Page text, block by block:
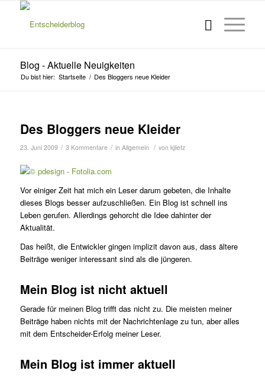
Blog - Aktuelle Neuigkeiten
Du bist hier: Startseite / Des Bloggers neue Kleider
Des Bloggers neue Kleider
23. Juni 2009 / 3 Kommentare / in Allgemein / von kjlietz
Vor einiger Zeit hat mich ein Leser darum gebeten, die Inhalte
dieses Blogs besser aufzuschließen. Ein Blog ist schnell ins
Leben gerufen. Allerdings gehorcht die Idee dahinter der
Aktualität.
Das heißt, die Entwickler gingen implizit davon aus, dass ältere
Beiträge weniger interessant sind als die jüngeren.
Mein Blog ist nicht aktuell
Gerade für meinen Blog trifft das nicht zu. Die meisten meiner
Beiträge haben nichts mit der Nachrichtenlage zu tun, aber alles
mit dem Entscheider-Erfolg meiner Leser.
Mein Blog ist immer aktuell